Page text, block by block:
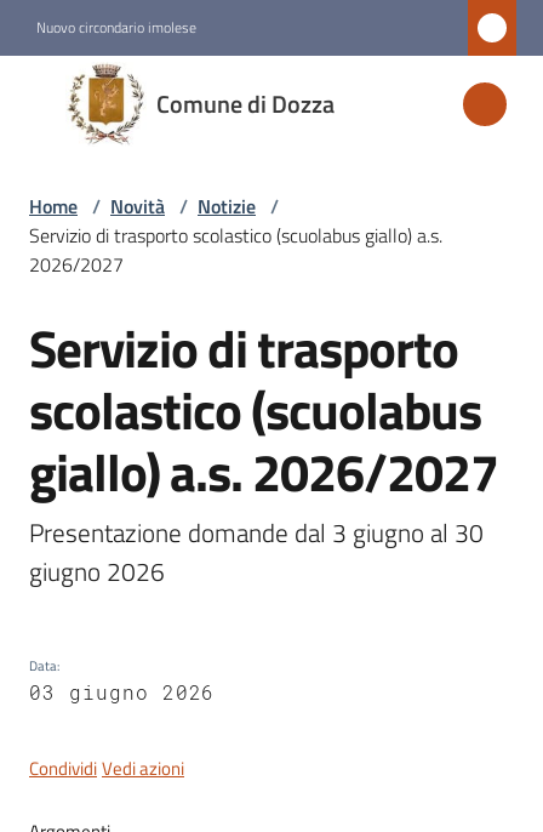
Nuovo circondario imolese
Comune di Dozza
Comune
di
Dozza
Amministrazione
Novità
Menu selezionato
Servizi
Menu selezionato
Vivere
Dozza
Servizi
line
Tutti
Home / Novità / Notizie /
Servizio di trasporto scolastico (scuolabus giallo) a.s.
2026/2027
Salta al contenuto
Servizio di trasporto
scolastico (scuolabus
giallo) a.s. 2026/2027
Presentazione domande dal 3 giugno al 30
giugno 2026
Data:
03 giugno 2026
CondividiVedi azioni